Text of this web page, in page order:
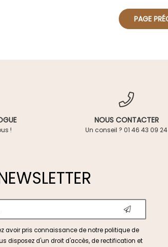
!
NOUS CONTACTER
Un conseil ? 01 46 43 09 24
avoir pris connaissance de notrepolitique de
disposez d'un droit d'accès, de rectification et